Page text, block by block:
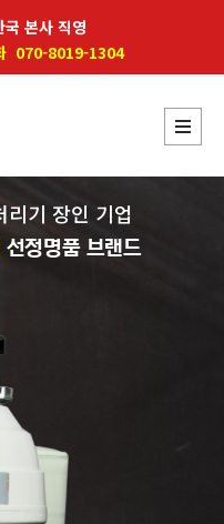
본사 직영
070-8019-1304
기 장인 기업
선정명품 브랜드